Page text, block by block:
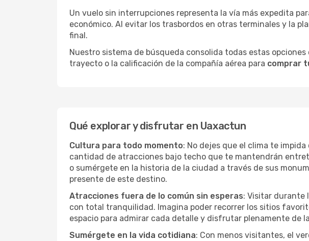
Un vuelo sin interrupciones representa la vía más expedita
económico. Al evitar los trasbordos en otras terminales y la
final.
Nuestro sistema de búsqueda consolida todas estas
trayecto o la calificación de la compañía aérea para comprar
Qué explorar y disfrutar en Uaxactun
Cultura para todo momento: No dejes que el clima te
cantidad de atracciones bajo techo que te mantendrán
o sumérgete en la historia de la ciudad a través de sus
presente de este destino.
Atracciones fuera de lo común sin esperas: Visitar durante
con total tranquilidad. Imagina poder recorrer los sitios
espacio para admirar cada detalle y disfrutar plenamente de
Sumérgete en la vida cotidiana: Con menos visitantes, el